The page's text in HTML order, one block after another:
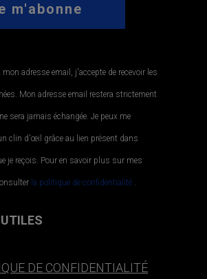
adresse email, j'accepte de recevoir les
Mon adresse email restera strictement
sera jamais échangée. Je peux me
clin d'œil grâce au lien présent dans
je reçois. Pour en savoir plus sur mes
la politique de confidentialité..
DE CONFIDENTIALITÉ